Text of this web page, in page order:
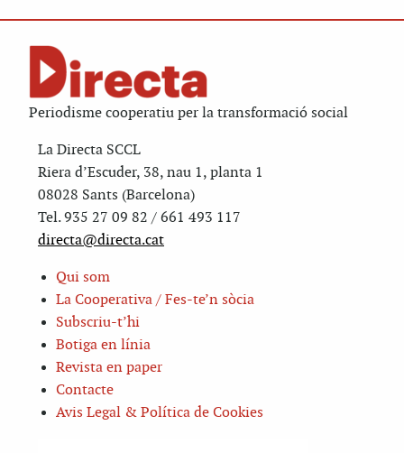
Periodisme cooperatiu per la transformació social
La Directa SCCL
Riera d’Escuder, 38, nau 1, planta 1
08028 Sants (Barcelona)
Tel. 935 27 09 82 / 661 493 117
directa@directa.cat
Qui som
La Cooperativa / Fes-te’n sòcia
Subscriu-t’hi
Botiga en línia
Revista en paper
Contacte
Avis Legal & Política de Cookies